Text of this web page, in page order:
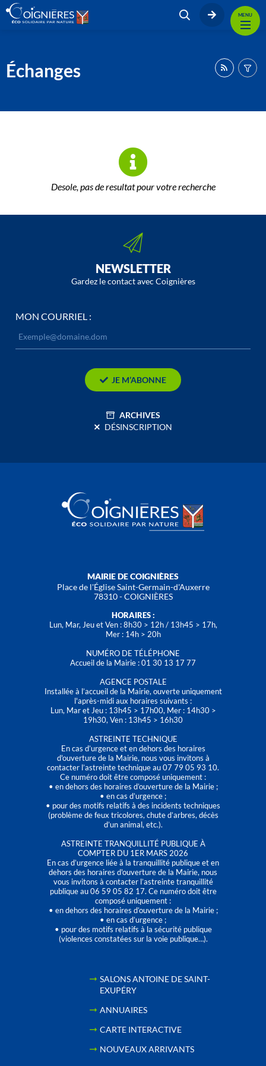
MENU
Échanges
Desole, pas de resultat pour votre recherche
NEWSLETTER
Gardez le contact avec Coignières
MON COURRIEL :
JE M’ABONNE
ARCHIVES
DÉSINSCRIPTION
MAIRIE DE COIGNIÈRES
Place de l'Église Saint-Germain-d'Auxerre
78310 - COIGNIÈRES
HORAIRES :
Lun, Mar, Jeu et Ven : 8h30 > 12h / 13h45 > 17h,
Mer : 14h > 20h
NUMÉRO DE TÉLÉPHONE
Accueil de la Mairie : 01 30 13 17 77
AGENCE POSTALE
Installée à l’accueil de la Mairie, ouverte uniquement
l'après-midi aux horaires suivants :
Lun, Mar et Jeu : 13h45 > 17h00, Mer : 14h30 >
19h30, Ven : 13h45 > 16h30
ASTREINTE TECHNIQUE
En cas d’urgence et en dehors des horaires
d'ouverture de la Mairie, nous vous invitons à
contacter l’astreinte technique au 07 79 05 93 10.
Ce numéro doit être composé uniquement :
• en dehors des horaires d’ouverture de la Mairie ;
• en cas d’urgence ;
• pour des motifs relatifs à des incidents techniques
(problème de feux tricolores, chute d’arbres, décès
d’un animal, etc.).
ASTREINTE TRANQUILLITÉ PUBLIQUE À
COMPTER DU 1ER MARS 2026
En cas d’urgence liée à la tranquillité publique et en
dehors des horaires d'ouverture de la Mairie, nous
vous invitons à contacter l’astreinte tranquillité
publique au 06 59 05 82 17. Ce numéro doit être
composé uniquement :
• en dehors des horaires d’ouverture de la Mairie ;
• en cas d’urgence ;
• pour des motifs relatifs à la sécurité publique
(violences constatées sur la voie publique…).
SALONS ANTOINE DE SAINT-
EXUPÉRY
ANNUAIRES
CARTE INTERACTIVE
NOUVEAUX ARRIVANTS